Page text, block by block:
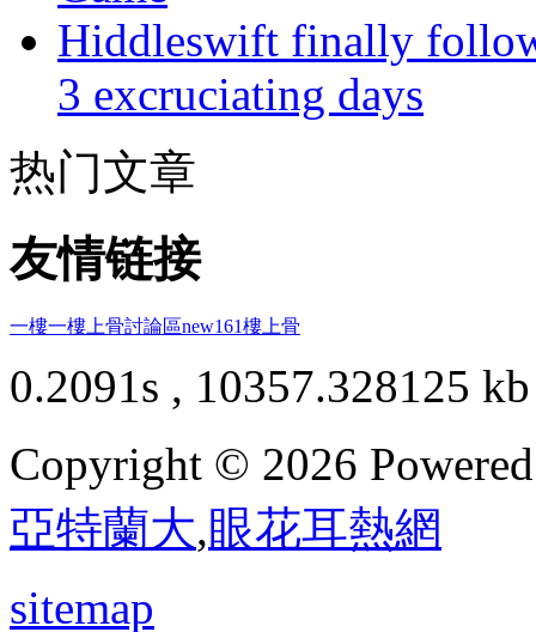
Hiddleswift finally
3 excruciating days
热门文章
友情链接
一樓一樓上骨討論區new161樓上骨
0.2091s , 10357.328125 kb
Copyright © 2026
亞特蘭大,眼花耳熱網
sitemap